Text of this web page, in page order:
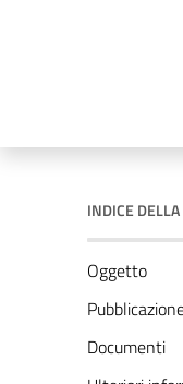
INDICE
Oggetto
Documenti